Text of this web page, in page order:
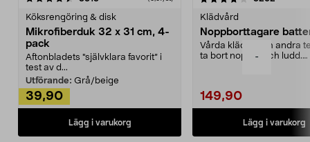
-
Köksrengöring & disk
Mikrofiberduk 32 x 31 cm, 4-
pack
Aftonbladets "självklara favorit” i
test av d...
Utförande: Grå/beige
39,90
Lägg i varukorg
Klädvård
Noppborttagare
Vårda kläder och andra
ta bort noppor och ludd.
149,90
Lägg i varukorg